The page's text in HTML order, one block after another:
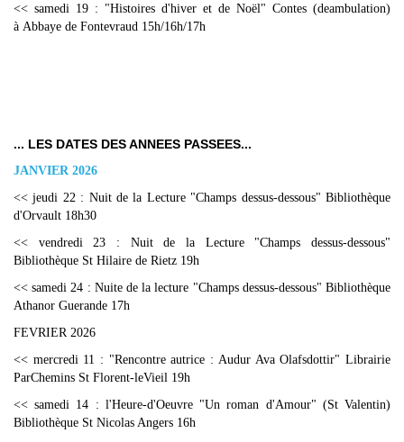
<< samedi 19 : "Histoires d'hiver et de Noël" Contes (deambulation)
à Abbaye de Fontevraud 15h/16h/17h
... LES DATES DES ANNEES PASSEES...
JANVIER 2026
<< jeudi 22 : Nuit de la Lecture "Champs dessus-dessous" Bibliothèque
d'Orvault 18h30
<< vendredi 23 : Nuit de la Lecture "Champs dessus-dessous"
Bibliothèque St Hilaire de Rietz 19h
<< samedi 24 : Nuite de la lecture "Champs dessus-dessous" Bibliothèque
Athanor Guerande 17h
FEVRIER 2026
<< mercredi 11 : "Rencontre autrice : Audur Ava Olafsdottir" Librairie
ParChemins St Florent-leVieil 19h
<< samedi 14 : l'Heure-d'Oeuvre "Un roman d'Amour" (St Valentin)
Bibliothèque St Nicolas Angers 16h